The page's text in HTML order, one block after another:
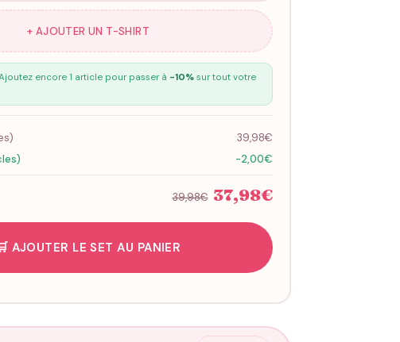
+ AJOUTER UN T-SHIRT
encore 1 article pour passer à -10%sur tout votre
39,98€
-2,00€
39,98€ 37,98€
AJOUTER LE SET AU PANIER